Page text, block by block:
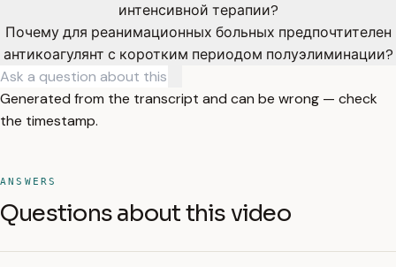
интенсивной терапии?
Почему для реанимационных больных предпочтителен
антикоагулянт с коротким периодом полуэлиминации?
Generated from the transcript and can be wrong — check
the timestamp.
ANSWERS
Questions about this video